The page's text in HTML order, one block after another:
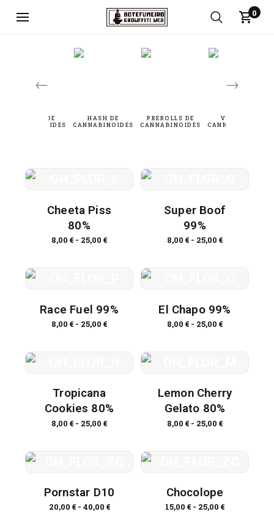
0
← →
Cheeta Piss
80%
8,00 € - 25,00 €
Super Boof
99%
8,00 € - 25,00 €
Race Fuel 99%
8,00 € - 25,00 €
El Chapo 99%
8,00 € - 25,00 €
Tropicana
Cookies 80%
8,00 € - 25,00 €
Lemon Cherry
Gelato 80%
8,00 € - 25,00 €
Pornstar D10
20,00 € - 40,00 €
Chocolope
15,00 € - 25,00 €